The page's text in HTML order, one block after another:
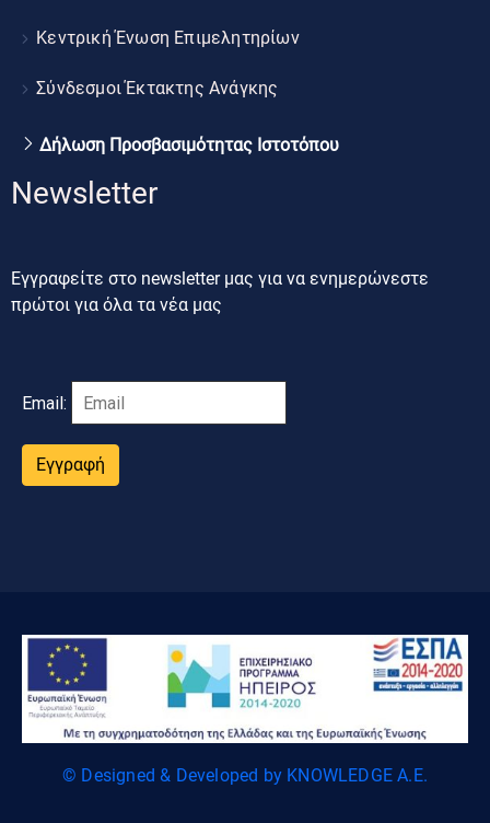
Κεντρική Ένωση Επιμελητηρίων
Σύνδεσμοι Έκτακτης Ανάγκης
Δήλωση Προσβασιμότητας Ιστοτόπου
Newsletter
Εγγραφείτε στο newsletter μας για να ενημερώνεστε
πρώτοι για όλα τα νέα μας
Email:
Εγγραφή
© Designed & Developed by KNOWLEDGE A.E.